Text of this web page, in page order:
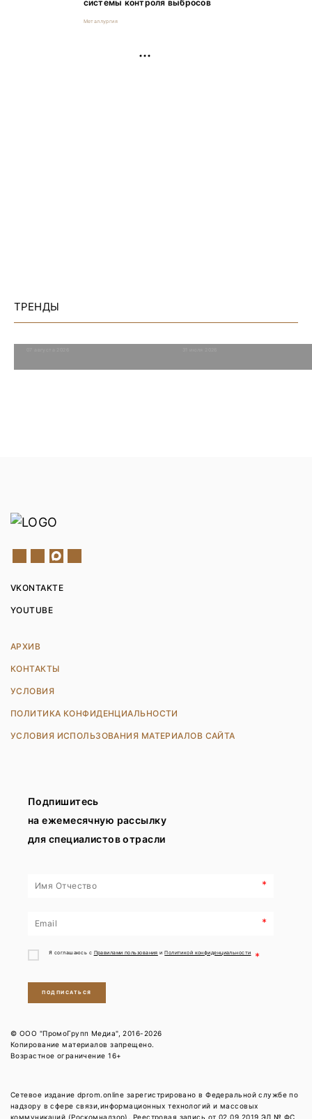
системы контроля выбросов
Металлургия
ТРЕНДЫ
России: запасы, месторождения и
VKONTAKTE
YOUTUBE
АРХИВ
КОНТАКТЫ
УСЛОВИЯ
ПОЛИТИКА КОНФИДЕНЦИАЛЬНОСТИ
УСЛОВИЯ ИСПОЛЬЗОВАНИЯ МАТЕРИАЛОВ САЙТА
Подпишитесь
на ежемесячную рассылку
для специалистов отрасли
*
*
Я соглашаюсь с Правилами пользования иПолитикой конфиденциальности *
ПОДПИСАТЬСЯ
© ООО "ПромоГрупп Медиа", 2016-2026
Копирование материалов запрещено.
Возрастное ограничение 16+
Сетевое издание dprom.online зарегистрировано в Федеральной службе по
надзору в сфере связи,информационных технологий и массовых
коммуникаций (Роскомнадзор). Реестровая запись от 02.09.2019 ЭЛ № ФС